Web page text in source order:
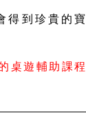
得到珍貴的寶
桌遊輔助課程